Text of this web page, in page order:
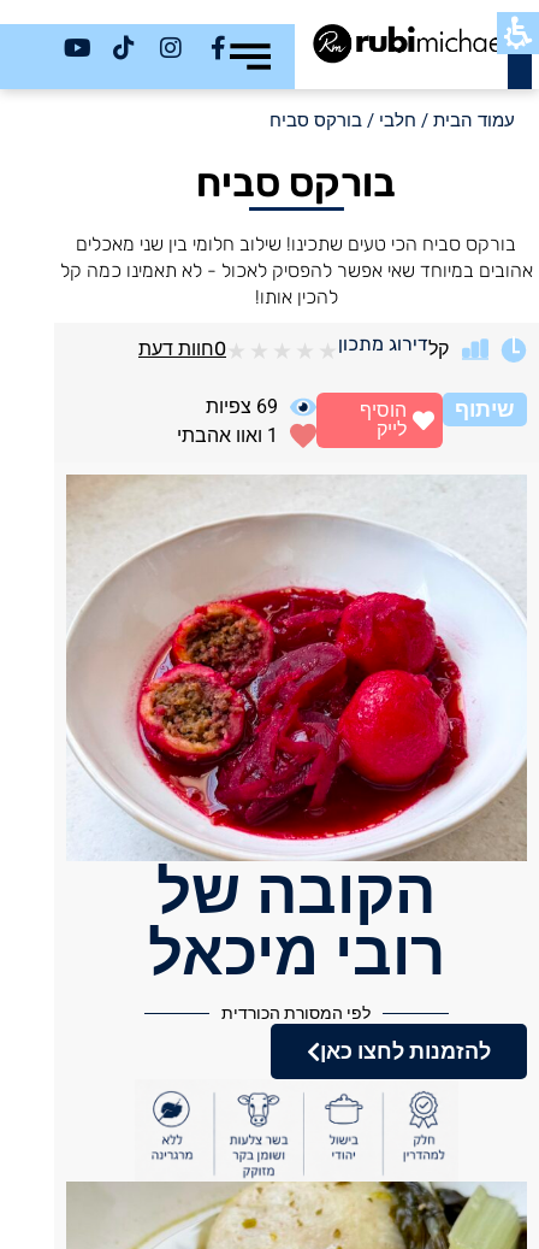
כשר
עמוד הבית / חלבי / בורקס סביח
בורקס סביח
בורקס סביח הכי טעים שתכינו! שילוב חלומי בין שני מאכלים
אהובים במיוחד שאי אפשר להפסיק לאכול - לא תאמינו כמה קל
להכין אותו!
קלדירוג מתכון ★
★
★
★
★
0חוות דעת
שיתוף 69 צפיות
1 ואוו אהבתי
הוסיף
לייק
הקובה של
רובי מיכאל
לפי המסורת הכורדית
להזמנות לחצו כאן